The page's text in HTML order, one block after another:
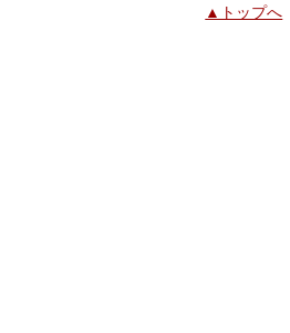
▲トップへ